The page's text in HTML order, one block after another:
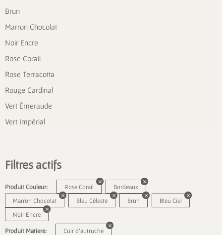
Brun
Marron Chocolat
Noir Encre
Rose Corail
Rose Terracotta
Rouge Cardinal
Vert Émeraude
Vert Impérial
Filtres actifs
Produit Couleur: Rose Corail
Bordeaux
Marron Chocolat
Bleu Céleste Brun
Bleu Ciel
Noir Encre
Produit Matiere: Cuir d'autruche